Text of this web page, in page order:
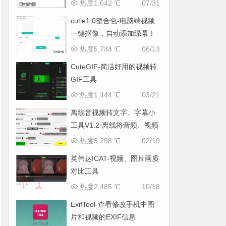
07/31
热度1,642 ℃
cutie1.0整合包-电脑端视频
一键抠像，自动添加绿幕！
06/13
热度5,734 ℃
CuteGIF-简洁好用的视频转
GIF工具
03/21
热度1,444 ℃
离线音视频转文字、字幕小
工具V1.2-离线将音频、视频
转成文字或者字幕文件，支
02/19
热度3,298 ℃
英伟达ICAT-视频、图片画质
对比工具
10/18
热度2,485 ℃
ExifTool-查看修改手机中图
片和视频的EXIF信息